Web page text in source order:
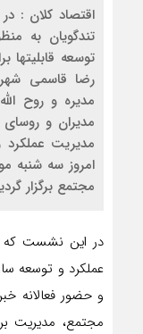
اقتصاد کلان :
تندگویان به
رضا قاسمی
مدیره و روح
مدیران و
مدیریت
مجتمع برگزار
در این نشست که
عملکرد و توسعه
و حضور فعالانه
مجتمع، مدیریت